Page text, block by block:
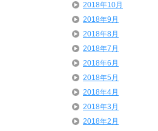
2018年10月
2018年9月
2018年8月
2018年7月
2018年6月
2018年5月
2018年4月
2018年3月
2018年2月